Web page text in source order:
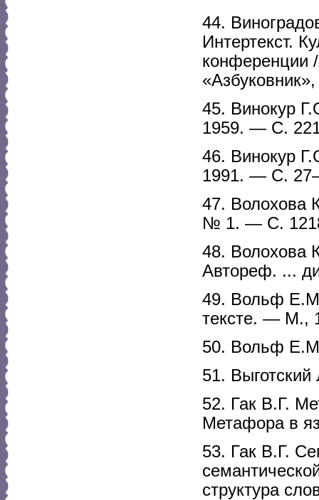
44.
Интертекст.
конференции
45. Винокур
1959. — С.
46. Винокур
1991. — С.
47. Волохова
№ 1. — С.
48. Волохова
Автореф. ...
49. Вольф
тексте. — М.,
50. Вольф
51.
52. Гак В.Г.
Метафора в
53. Гак В.Г.
структура